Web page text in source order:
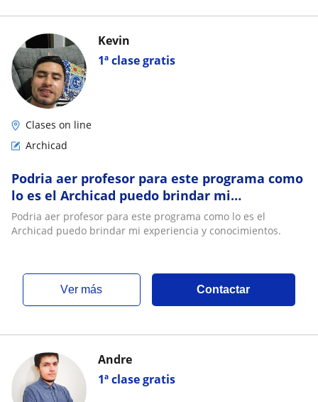
1ª clase gratis
Kevin
Clases on line
Archicad
Podria aer profesor para este programa como
lo es el Archicad puedo brindar mi
experiencia y conocimientos
Podria aer profesor para este programa como lo es el
Archicad puedo brindar mi experiencia y conocimientos.
ver más Contactar
1ª clase gratis
Andre